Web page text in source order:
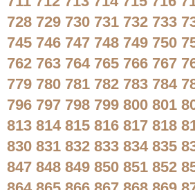
728 729 730 731 732 733
745 746 747 748 749 750
762 763 764 765 766 767
779 780 781 782 783 784
796 797 798 799 800 801
813 814 815 816 817 818
830 831 832 833 834 835
847 848 849 850 851 852